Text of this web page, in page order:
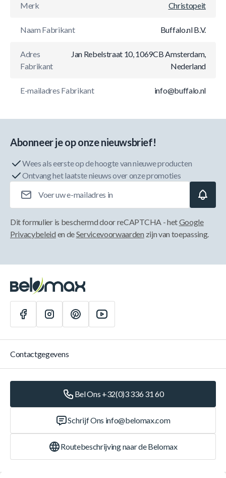
Merk Christopeit
Naam Fabrikant Buffalo.nl B.V.
Adres
Fabrikant
Jan Rebelstraat 10, 1069CB Amsterdam,
Nederland
E-mailadres Fabrikant info@buffalo.nl
Abonneer je op onze nieuwsbrief!
Wees als eerste op de hoogte van nieuwe producten
Ontvang het laatste nieuws over onze promoties
Dit formulier is beschermd door reCAPTCHA - hetGoogle
Privacybeleid en deServicevoorwaarden zijn van toepassing.
Contactgegevens
Bel Ons +32(0)3 336 31 60
Schrijf Ons info@belomax.com
Routebeschrijving naar de Belomax